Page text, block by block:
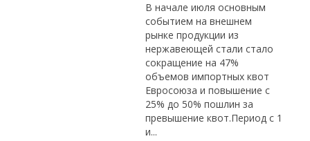
В начале июля основным
событием на внешнем
рынке продукции из
нержавеющей стали стало
сокращение на 47%
объемов импортных квот
Евросоюза и повышение с
25% до 50% пошлин за
превышение квот.Период с 1
и...